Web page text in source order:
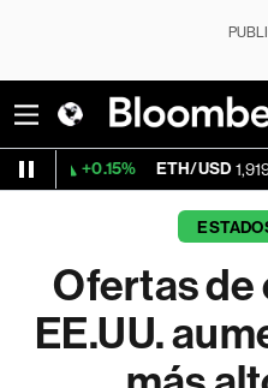
ETH/USD 1,919.79
Ofertas de
EE.UU.